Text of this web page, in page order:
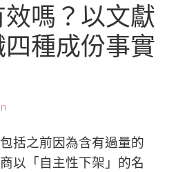
嗎？以文獻
種成份事實
括之前因為含有過量的
以「自主性下架」的名